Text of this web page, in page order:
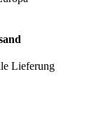
Lieferung